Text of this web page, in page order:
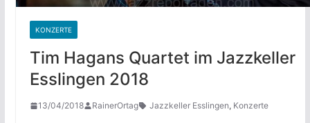
KONZERTE
Tim Hagans Quartet im Jazzkeller
Esslingen 2018
13/04/2018 RainerOrtag Jazzkeller Esslingen, Konzerte